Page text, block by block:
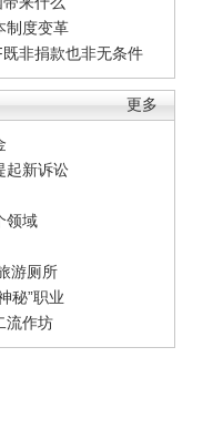
制度变革
非捐款也非无条件
更多
起新诉讼
领域
游厕所
秘”职业
流作坊